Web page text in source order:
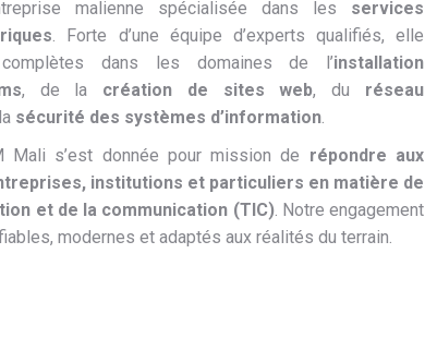
malienne spécialisée dans les services
. Forte d’une équipe d’experts qualifiés, elle
dans les domaines de l’installation
, de la création de sites web, du réseau
sécurité des systèmes d’information.
Mali s’est donnée pour mission de répondre aux
institutions et particuliers en matière de
et de la communication (TIC). Notre engagement
modernes et adaptés aux réalités du terrain.